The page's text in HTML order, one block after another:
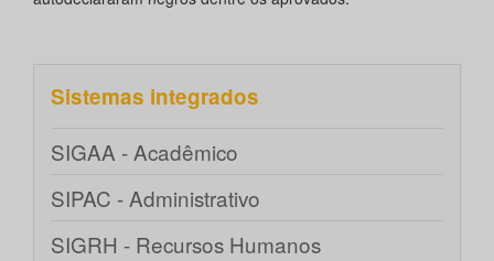
Sistemas integrados
SIGAA - Acadêmico
SIPAC - Administrativo
SIGRH - Recursos Humanos